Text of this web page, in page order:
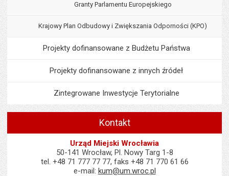
Granty Parlamentu Europejskiego
Krajowy Plan Odbudowy i Zwiększania Odporności (KPO)
Projekty dofinansowane z Budżetu Państwa
Projekty dofinansowane z innych źródeł
Zintegrowane Inwestycje Terytorialne
Kontakt
Urząd Miejski Wrocławia
50-141 Wrocław, Pl. Nowy Targ 1-8
tel. +48 71 777 77 77, faks +48 71 770 61 66
e-mail: kum@um.wroc.pl